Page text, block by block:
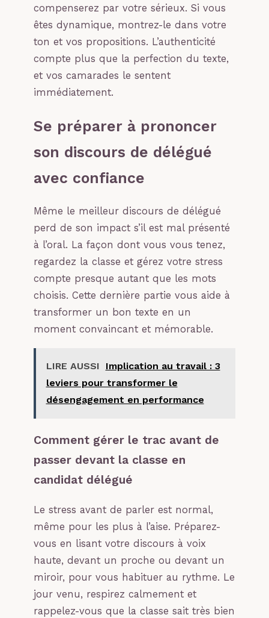
compenserez par votre sérieux. Si vous
êtes dynamique, montrez-le dans votre
ton et vos propositions. L’authenticité
compte plus que la perfection du texte,
et vos camarades le sentent
immédiatement.
Se préparer à prononcer
son discours de délégué
avec confiance
Même le meilleur discours de délégué
perd de son impact s’il est mal présenté
à l’oral. La façon dont vous vous tenez,
regardez la classe et gérez votre stress
compte presque autant que les mots
choisis. Cette dernière partie vous aide à
transformer un bon texte en un
moment convaincant et mémorable.
LIRE AUSSI
Implication au travail : 3
leviers pour transformer le
désengagement en performance
Comment gérer le trac avant de
passer devant la classe en
candidat délégué
Le stress avant de parler est normal,
même pour les plus à l’aise. Préparez-
vous en lisant votre discours à voix
haute, devant un proche ou devant un
miroir, pour vous habituer au rythme. Le
jour venu, respirez calmement et
rappelez-vous que la classe sait très bien